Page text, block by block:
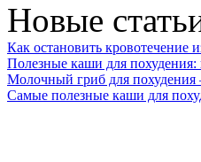
Новые
Как остановить кровотечение
Полезные каши для похудения:
Молочный гриб для похудения
Самые полезные каши для